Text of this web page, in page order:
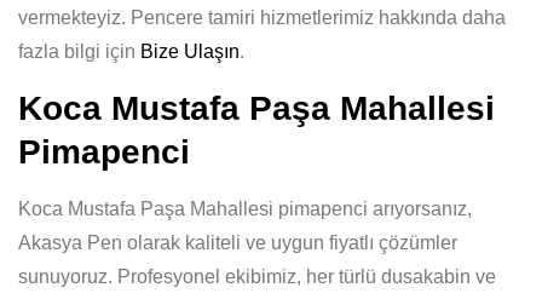
vermekteyiz. Pencere tamiri hizmetlerimiz hakkında daha
fazla bilgi için Bize Ulaşın.
Koca Mustafa Paşa Mahallesi
Pimapenci
Koca Mustafa Paşa Mahallesi pimapenci arıyorsanız,
Akasya Pen olarak kaliteli ve uygun fiyatlı çözümler
sunuyoruz. Profesyonel ekibimiz, her türlü dusakabin ve